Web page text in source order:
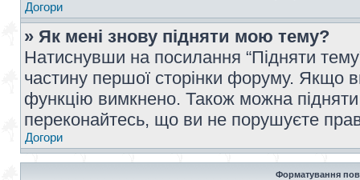
Догори
» Як мені знову підняти мою тему?
Натиснувши на посилання “Підняти
частину першої сторінки форуму. Якщо
функцію вимкнено. Також можна
переконайтесь, що ви не порушуєте
Догори
Форматування